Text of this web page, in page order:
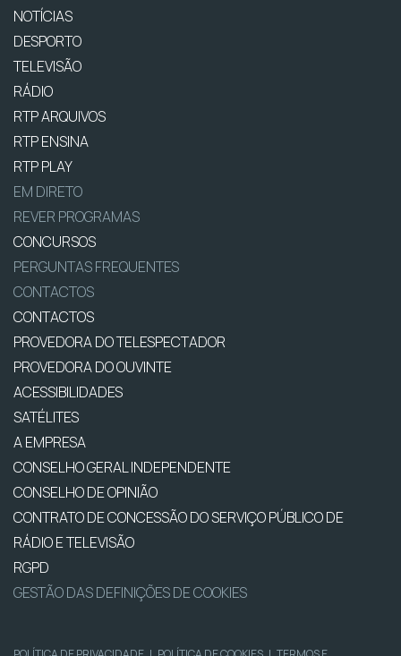
NOTÍCIAS
DESPORTO
TELEVISÃO
RÁDIO
RTP ARQUIVOS
RTP ENSINA
RTP PLAY
EM DIRETO
REVER PROGRAMAS
CONCURSOS
PERGUNTAS FREQUENTES
CONTACTOS
CONTACTOS
PROVEDORA DO TELESPECTADOR
PROVEDORA DO OUVINTE
ACESSIBILIDADES
SATÉLITES
A EMPRESA
CONSELHO GERAL INDEPENDENTE
CONSELHO DE OPINIÃO
CONTRATO DE CONCESSÃO DO SERVIÇO PÚBLICO DE
RÁDIO E TELEVISÃO
RGPD
GESTÃO DAS DEFINIÇÕES DE COOKIES